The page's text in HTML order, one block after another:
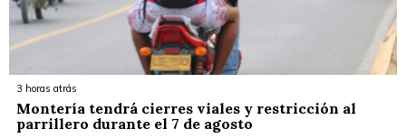
3 horas atrás
Montería tendrá cierres viales y restricción al
parrillero durante el 7 de agosto